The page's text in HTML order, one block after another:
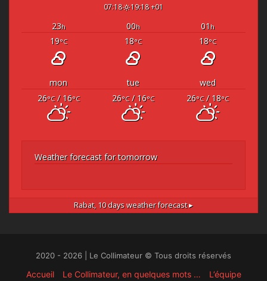
07:18 19:18 +01
23h 00h 01 h
19°C 18°C 18°C
mon tue
wed
26°C/ 16°C 26°C/ 16°C 26°C/ 18°C
Weather forecast for tomorrow
Rabat, 10 days weather forecast ▸
2020 - 2026 | Le Collimateur © Tous droits réservés
Accueil Le Collimateur, en quelques mots … L’équipe